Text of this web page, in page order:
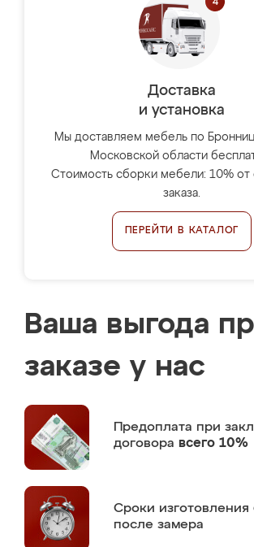
Доставка
и установка
Мы доставляем мебель по
Московской области
Стоимость сборки мебели: 10% от
заказа.
ПЕРЕЙТИ В КАТАЛОГ
Ваша выгода
заказе у нас
Предоплата при
договора всего 10%
Сроки изготовления
после замера